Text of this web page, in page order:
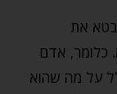
את
כלומר, אדם
על מה שהוא